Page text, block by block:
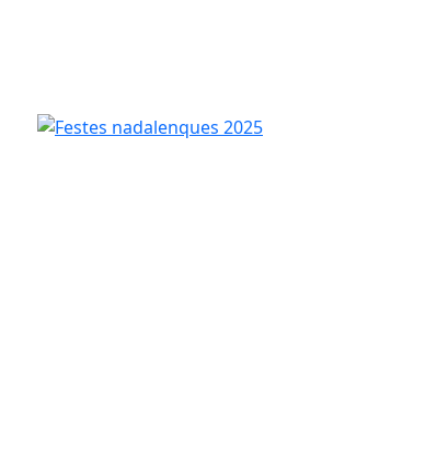
Festes nadalenques 2025